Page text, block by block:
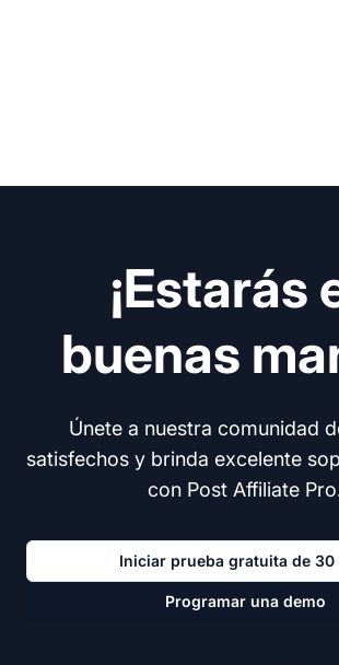
¡Estarás
buenas
Únete a nuestra comunidad
satisfechos y brinda excelente
con Post Affiliate
Iniciar prueba gratuita de 30
Programar una demo